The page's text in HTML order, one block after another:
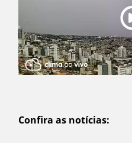
Confira as notícias: